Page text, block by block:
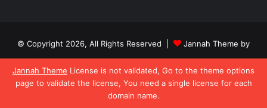
Jannah Theme License is not validated, Go to the theme options
page to validate the license, You need a single license for each
domain name.
© Copyright 2026, All Rights Reserved |
Jannah Theme by